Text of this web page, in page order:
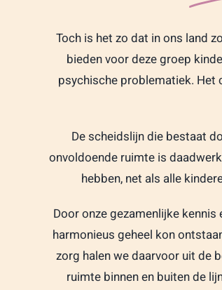
Toch is het zo dat in ons land
bieden voor deze groep
psychische problematiek. Het
De scheidslijn die bestaat
onvoldoende ruimte is
hebben, net als alle
Door onze gezamenlijke
harmonieus geheel kon
zorg halen we daarvoor uit de
ruimte binnen en buiten de